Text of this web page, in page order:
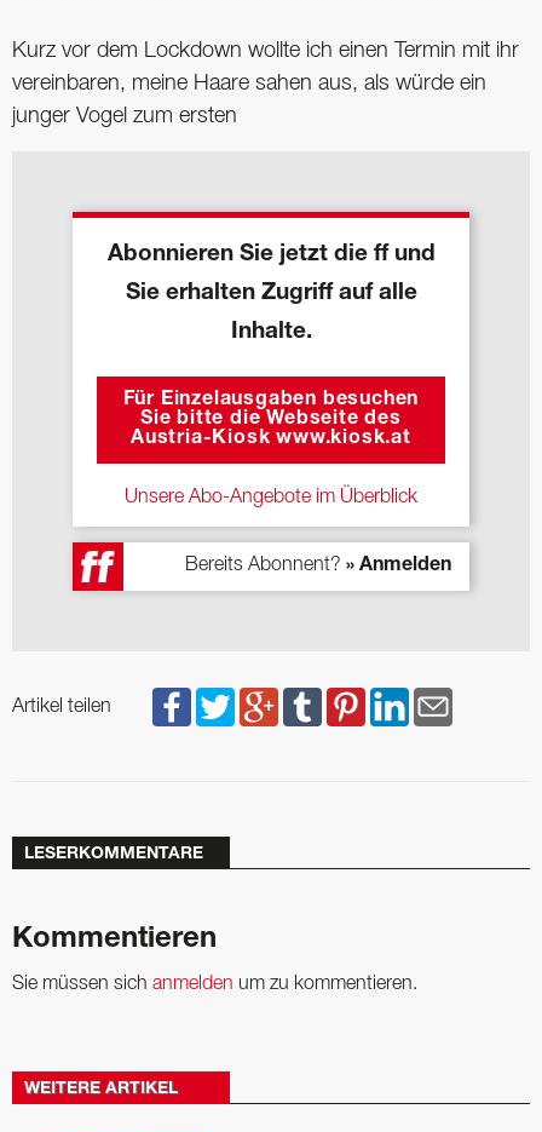
Kurz vor dem Lockdown wollte ich einen Termin mit ihr
vereinbaren, meine Haare sahen aus, als würde ein
junger Vogel zum ersten
Abonnieren Sie jetzt die ff und
Sie erhalten Zugriff auf alle
Inhalte.
Für Einzelausgaben besuchen
Sie bitte die Webseite des
Austria-Kiosk www.kiosk.at
Unsere Abo-Angebote im Überblick
Bereits Abonnent? » Anmelden
Artikel teilen
LESERKOMMENTARE
Kommentieren
Sie müssen sich anmelden um zu kommentieren.
WEITERE ARTIKEL